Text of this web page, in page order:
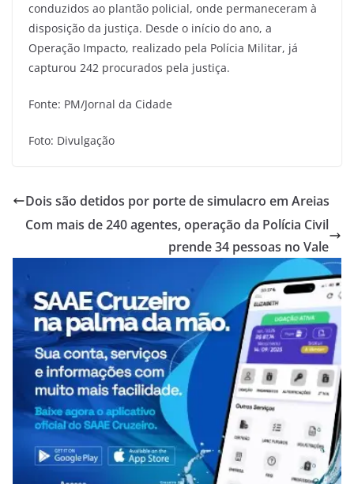
conduzidos ao plantão policial, onde permaneceram à
disposição da justiça. Desde o início do ano, a
Operação Impacto, realizado pela Polícia Militar, já
capturou 242 procurados pela justiça.
Fonte: PM/Jornal da Cidade
Foto: Divulgação
Dois são detidos por porte de simulacro em Areias
Com mais de 240 agentes, operação da Polícia Civil
prende 34 pessoas no Vale